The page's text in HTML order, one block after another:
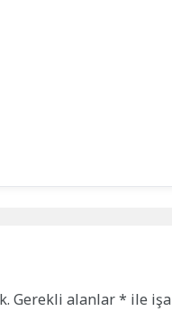
Gerekli alanlar* ile